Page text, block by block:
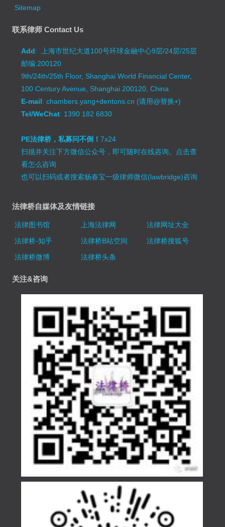
Sitemap
联系律师 Contact Us
Add: 上海市世纪大道100号环球金融中心9层/24层/25层
邮编:200120
9th/24th/25th Floor, Shanghai World Financial Center,
100 Century Avenue, Shanghai 200120, China
E-mail: chambers.yang+dentons.cn (请用@替换+)
Tel/WeChat: 1390 182 6830
PE法律桥，私募问不倒！7x24
扫描并关注下方微信公众号，即可随时在线咨询。 点击查
看怎么咨询
也可以扫码或者搜索杨春宝一级律师微信(lawbridge)咨询
法律桥自媒体及友情链接
法律图书馆 上海法律网
法律网址大全
法律桥-知乎
法律桥B站空间
法律桥搜狐号
法律桥微博
法律桥头条
关注&咨询